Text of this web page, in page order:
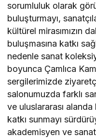
sorumluluk olarak
buluşturmayı,
kültürel mirasımızın
buluşmasına katkı
nedenle sanat
boyunca Çamlıca
sergilerimizde
salonumuzda farklı
ve uluslararası alanda
katkı sunmayı
akademisyen ve